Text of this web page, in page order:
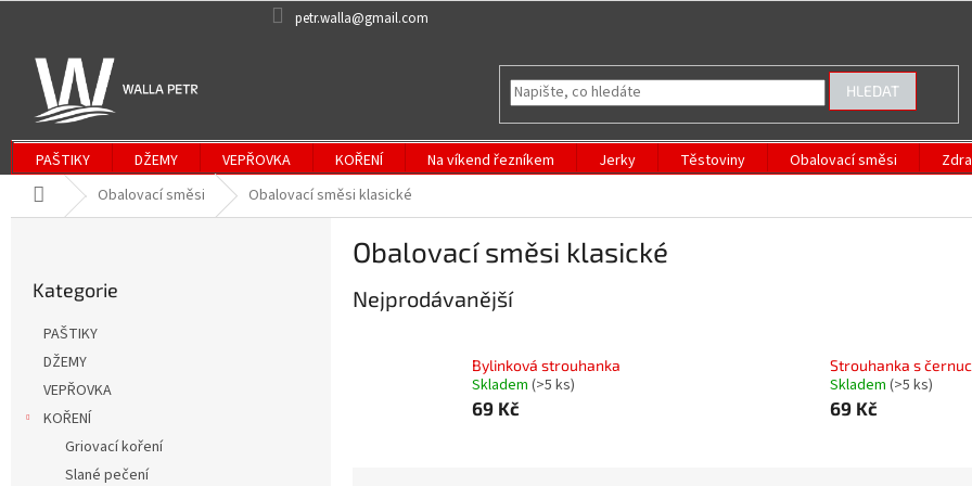
petr.walla@gmail.com
HLEDAT
PAŠTIKY DŽEMY VEPŘOVKA KOŘENÍ Na víkend řezníkem Jerky Těstoviny Obalovací směsi
Domů Obalovací směsi Obalovací směsi klasické
kategorie
Kategorie
PAŠTIKY
DŽEMY
VEPŘOVKA
KOŘENÍ
Griovací koření
Slané pečení
Obalovací směsi klasické
Nejprodávanější
Bylinková strouhanka
Skladem (>5 ks)
69 Kč
Strouhanka s
Skladem (>5 ks)
69 Kč